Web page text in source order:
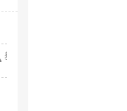
舉